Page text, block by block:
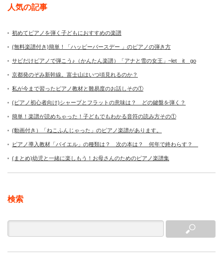
人気の記事
初めてピアノを弾く子どもにおすすめの楽譜
(無料楽譜付き)簡単！「ハッピーバースデー 」のピアノの弾き方
サビだけピアノで弾こう♪（かんたん楽譜）「アナと雪の女王」~let it go
京都発のぞみ新幹線。富士山はいつ頃見れるのか？
私が今まで習ったピアノ教材と難易度のお話しその①
(ピアノ初心者向け)シャープとフラットの意味は？ どの鍵盤を弾く？
簡単！楽譜が読めちゃった！子どもでもわかる音符の読み方その①
(動画付き）「ねこふんじゃった」のピアノ楽譜があります。
ピアノ導入教材「バイエル」の種類は？ 次の本は？ 何年で終わらす？
(まとめ)幼児と一緒に楽しもう！お母さんのためのピアノ楽譜集
検索